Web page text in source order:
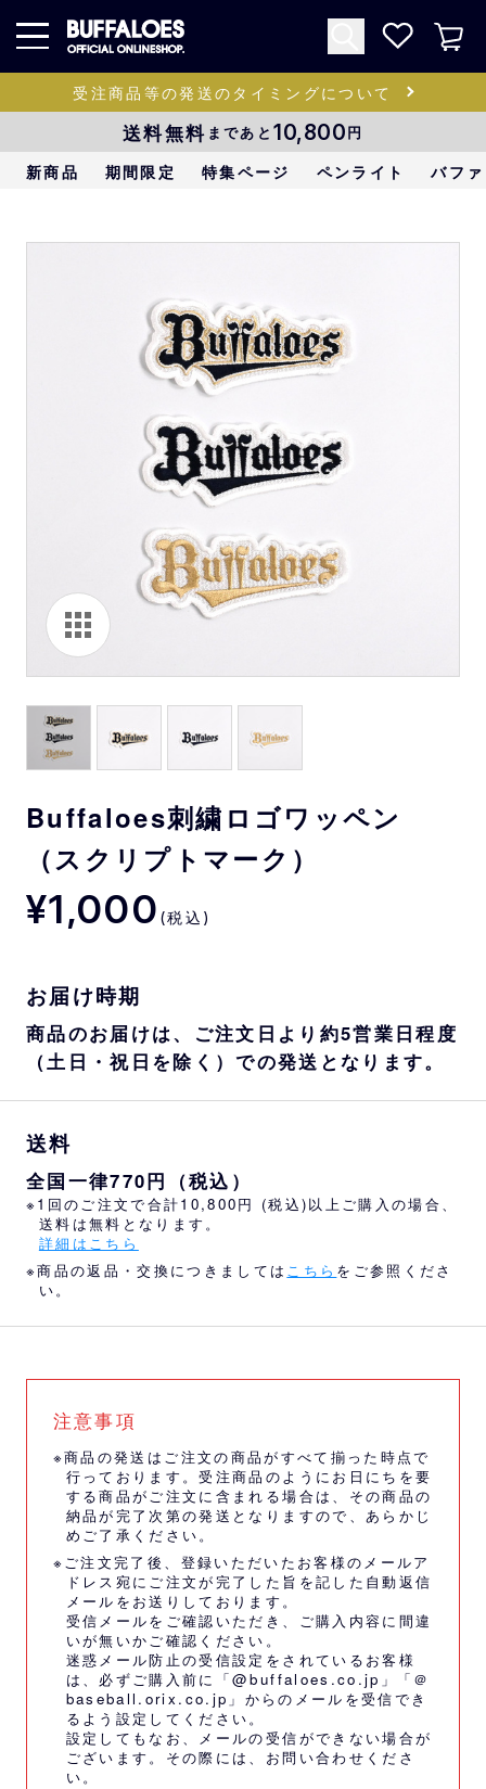
受注商品等の発送のタイミングについて
送料無料 まであと 10,800円
新商品 期間限定 特集ページ ペンライト バフ
Buffaloes刺繍ロゴワッペン
（スクリプトマーク）
¥1,000 (税込)
お届け時期
商品のお届けは、ご注文日より約5営業日程度
（土日・祝日を除く）での発送となります。
送料
全国一律770円（税込）
※1回のご注文で合計10,800円 (税込)以上ご購入の場合、
送料は無料となります。
詳細はこちら
※商品の返品・交換につきましては こちら をご参照くださ
い。
注意事項
※商品の発送はご注文の商品がすべて揃った時点で
行っております。受注商品のようにお日にちを要
する商品がご注文に含まれる場合は、その商品の
納品が完了次第の発送となりますので、あらかじ
めご了承ください。
※ご注文完了後、登録いただいたお客様のメールア
ドレス宛にご注文が完了した旨を記した自動返信
メールをお送りしております。
受信メールをご確認いただき、ご購入内容に間違
いが無いかご確認ください。
迷惑メール防止の受信設定をされているお客様
は、必ずご購入前に「@buffaloes.co.jp」「＠
baseball.orix.co.jp」からのメールを受信でき
るよう設定してください。
設定してもなお、メールの受信ができない場合が
ございます。その際には、 お問い合わせくださ
い。